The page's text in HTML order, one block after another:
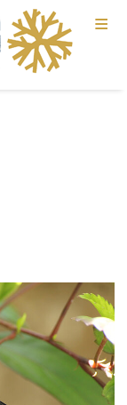
≡